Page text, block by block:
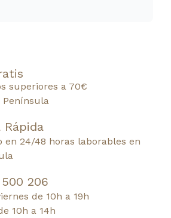
superiores a 70€
Península
Rápida
en 24/48 horas laborables en
206
de 10h a 19h
10h a 14h